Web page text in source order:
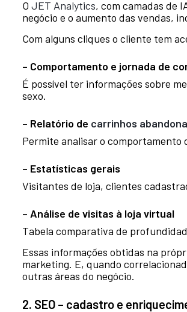
OJET Analytics, com camadas de
negócio e o aumento das vendas,
Com alguns cliques o cliente tem
– Comportamento e jornada de
É possível ter informações sobre
sexo.
– Relatório de carrinhos
Permite analisar o comportamento
– Estatísticas gerais
Visitantes de loja, clientes
– Análise de visitas à loja virtual
Tabela comparativa de
Essas informações obtidas na
marketing. E, quando
outras áreas do negócio.
2. SEO – cadastro e